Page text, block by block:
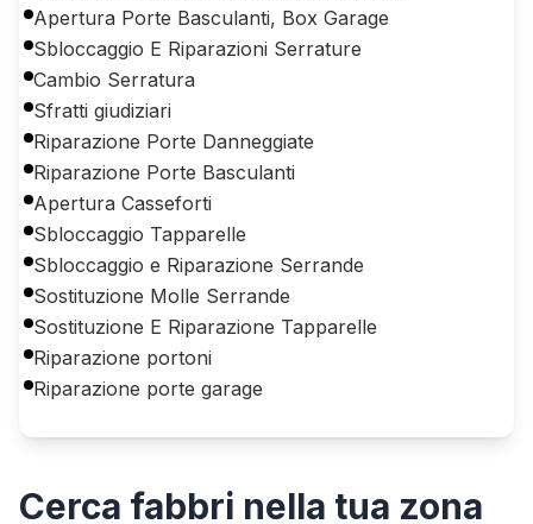
Apertura Porte Basculanti, Box Garage
Sbloccaggio E Riparazioni Serrature
Cambio Serratura
Sfratti giudiziari
Riparazione Porte Danneggiate
Riparazione Porte Basculanti
Apertura Casseforti
Sbloccaggio Tapparelle
Sbloccaggio e Riparazione Serrande
Sostituzione Molle Serrande
Sostituzione E Riparazione Tapparelle
Riparazione portoni
Riparazione porte garage
Cerca fabbri nella tua zona